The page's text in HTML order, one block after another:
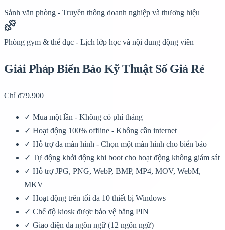
Sảnh văn phòng - Truyền thông doanh nghiệp và thương hiệu
Phòng gym & thể dục - Lịch lớp học và nội dung động viên
Giải Pháp Biển Báo Kỹ Thuật Số Giá Rẻ
Chỉ ₫79.900
✓ Mua một lần - Không có phí tháng
✓ Hoạt động 100% offline - Không cần internet
✓ Hỗ trợ đa màn hình - Chọn một màn hình cho biển báo
✓ Tự động khởi động khi boot cho hoạt động không giám sát
✓ Hỗ trợ JPG, PNG, WebP, BMP, MP4, MOV, WebM,
MKV
✓ Hoạt động trên tối đa 10 thiết bị Windows
✓ Chế độ kiosk được bảo vệ bằng PIN
✓ Giao diện đa ngôn ngữ (12 ngôn ngữ)